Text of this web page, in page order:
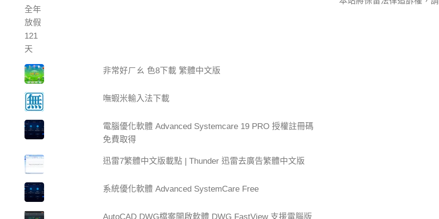
非常好ㄏㄠ 色8下載 繁體中文版
嘸蝦米輸入法下載
電腦優化軟體 Advanced Systemcare 19 PRO 授權註冊碼
免費取得
迅雷7繁體中文版載點 | Thunder 迅雷去廣告繁體中文版
系統優化軟體 Advanced SystemCare Free
AutoCAD DWG檔案開啟軟體 DWG FastView 支援電腦版